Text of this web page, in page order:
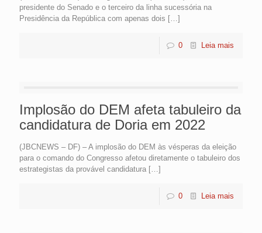
presidente do Senado e o terceiro da linha sucessória na
Presidência da República com apenas dois […]
0 Leia mais
Implosão do DEM afeta tabuleiro da
candidatura de Doria em 2022
(JBCNEWS – DF) – A implosão do DEM às vésperas da eleição
para o comando do Congresso afetou diretamente o tabuleiro dos
estrategistas da provável candidatura […]
0 Leia mais